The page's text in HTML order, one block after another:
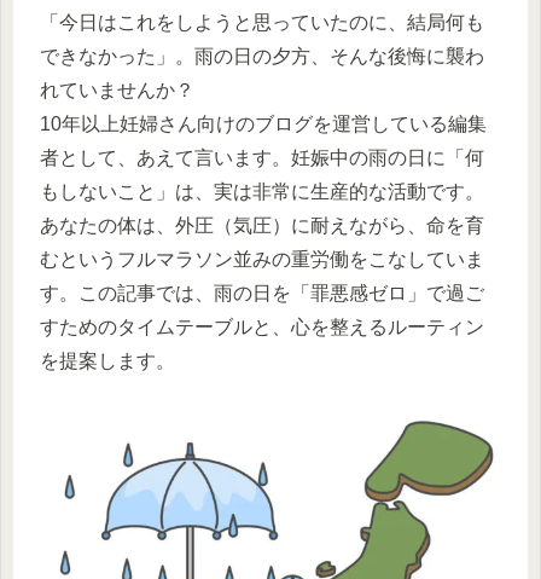
「今日はこれをしようと思っていたのに、結局何も
できなかった」。雨の日の夕方、そんな後悔に襲わ
れていませんか？
10年以上妊婦さん向けのブログを運営している編集
者として、あえて言います。妊娠中の雨の日に「何
もしないこと」は、実は非常に生産的な活動です。
あなたの体は、外圧（気圧）に耐えながら、命を育
むというフルマラソン並みの重労働をこなしていま
す。この記事では、雨の日を「罪悪感ゼロ」で過ご
すためのタイムテーブルと、心を整えるルーティン
を提案します。